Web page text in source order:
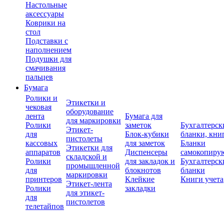
Настольные
аксессуары
Коврики на
стол
Подставки с
наполнением
Подушки для
смачивания
пальцев
Бумага
Ролики и
чековая
лента
Ролики
для
кассовых
аппаратов
Ролики
для
принтеров
Ролики
для
телетайпов
Этикетки и
оборудование
для маркировки
Этикет-
пистолеты
Этикетки для
складской и
промышленной
маркировки
Этикет-лента
для этикет-
пистолетов
Бумага для
заметок
Блок-кубики
для заметок
Диспенсеры
для закладок и
блокнотов
Клейкие
закладки
бланки,
Бланки
бланки
Книги учета